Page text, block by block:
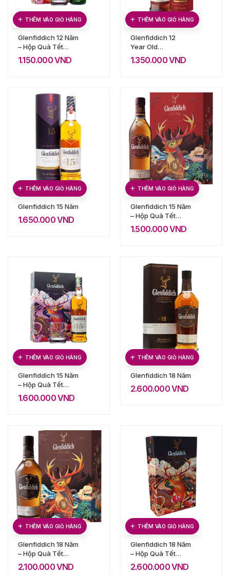
THÊM VÀO GIỎ HÀNG
Glenfiddich 12 Năm
– Hộp Quà Tết
2021
1.150.000VND
THÊM VÀO GIỎ HÀNG
Glenfiddich 12
Year Old
Amontillado Sherry
Cask Finish
1.350.000VND
THÊM VÀO GIỎ HÀNG
Glenfiddich 15 Năm
1.650.000VND
THÊM VÀO GIỎ HÀNG
Glenfiddich 15 Năm
– Hộp Quà Tết
2020
1.500.000VND
THÊM VÀO GIỎ HÀNG
Glenfiddich 15 Năm
– Hộp Quà Tết
2021
1.600.000VND
THÊM VÀO GIỎ HÀNG
Glenfiddich 18 Năm
2.600.000VND
THÊM VÀO GIỎ HÀNG
Glenfiddich 18 Năm
– Hộp Quà Tết
2020
2.100.000VND
THÊM VÀO GIỎ HÀNG
Glenfiddich 18 Năm
– Hộp Quà Tết
2021
2.600.000VND